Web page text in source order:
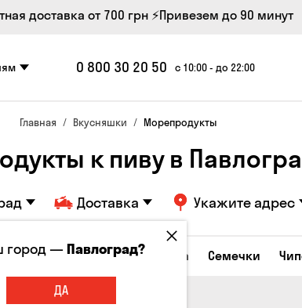
доставка от 700 грн ⚡Привезем до 90 минут
0 800 30 20 50 с 10:00 - до 22:00
Главная Вкусняшки Морепродукты
к пиву в
Доставка Укажите адрес
Орешки Кукуруза Семечки
город —Павлоград?
ДА